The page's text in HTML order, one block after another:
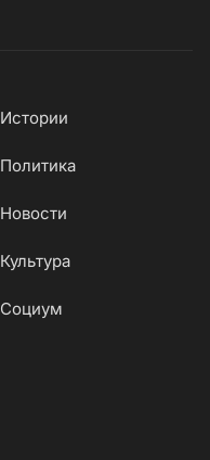
Истории
Политика
Новости
Культура
Социум